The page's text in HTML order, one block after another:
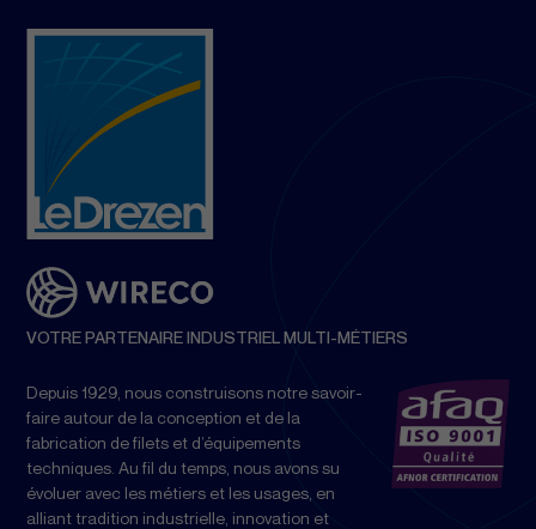
VOTRE PARTENAIRE INDUSTRIEL MULTI-MÉTIERS
Depuis 1929, nous construisons notre savoir-
faire autour de la conception et de la
fabrication de filets et d’équipements
techniques. Au fil du temps, nous avons su
évoluer avec les métiers et les usages, en
alliant tradition industrielle, innovation et